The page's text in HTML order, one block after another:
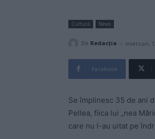
Cultură News
De Redacţia - miercuri,
Facebook
Se împlinesc 35 de ani
Pellea, fiica lui „nea
care nu l-au uitat pe